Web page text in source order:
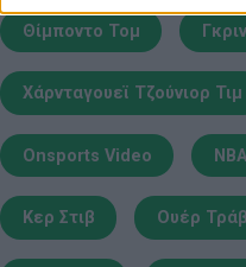
Θίμποντο Τομ
Χάρνταγουεϊ Τζούνιορ Τιμ
Onsports Video NBA
Κερ Στιβ Ουέρ